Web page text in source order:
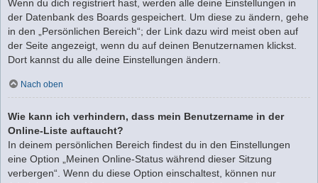
Wenn du dich registriert hast, werden alle deine Einstellungen in
der Datenbank des Boards gespeichert. Um diese zu ändern, gehe
in den „Persönlichen Bereich“; der Link dazu wird meist oben auf
der Seite angezeigt, wenn du auf deinen Benutzernamen klickst.
Dort kannst du alle deine Einstellungen ändern.
Nach oben
Wie kann ich verhindern, dass mein Benutzername in der
Online-Liste auftaucht?
In deinem persönlichen Bereich findest du in den Einstellungen
eine Option „Meinen Online-Status während dieser Sitzung
verbergen“. Wenn du diese Option einschaltest, können nur